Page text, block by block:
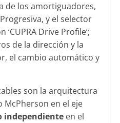
de los amortiguadores,
y el selector
Drive Profile’;
de la dirección y la
el cambio automático y
son la arquitectura
McPherson en el eje
independienteen el